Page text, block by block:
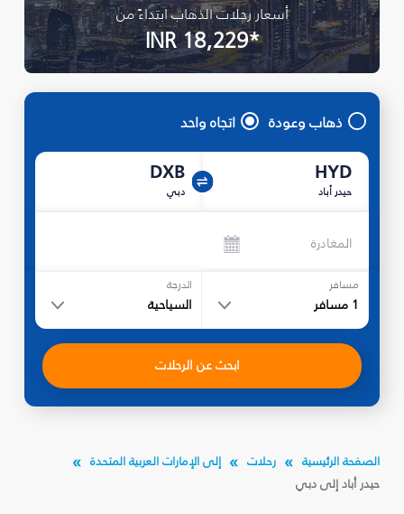
أسعار رحلات الذهاب ابتداءً من
*INR 18,229
ذهاب وعودة اتجاه واحد
HYD
حيدر أباد
DXB
دبي
المغادرة
مسافر
1 مسافر
الدرجة
السياحية
ابحث عن الرحلات
الصفحة الرئيسية رحلات
إلى الإمارات العربية المتحدة
حيدر أباد إلى دبي